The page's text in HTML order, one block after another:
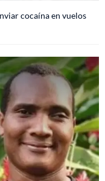
cocaína en vuelos